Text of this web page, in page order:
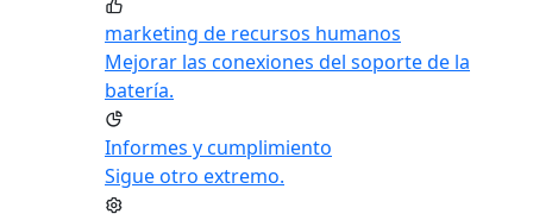
marketing de recursos humanos
Mejorar las conexiones del soporte de la
batería.
Informes y cumplimiento
Sigue otro extremo.